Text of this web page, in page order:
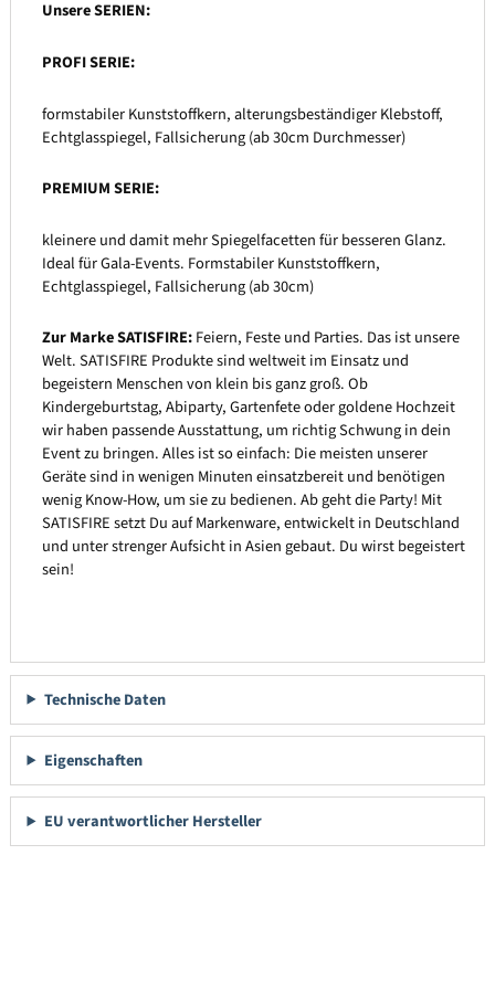
Unsere SERIEN:
PROFI SERIE:
formstabiler Kunststoffkern, alterungsbeständiger Klebstoff,
Echtglasspiegel, Fallsicherung (ab 30cm Durchmesser)
PREMIUM SERIE:
kleinere und damit mehr Spiegelfacetten für besseren Glanz.
Ideal für Gala-Events. Formstabiler Kunststoffkern,
Echtglasspiegel, Fallsicherung (ab 30cm)
Zur Marke SATISFIRE:Feiern, Feste und Parties. Das ist unsere
Welt. SATISFIRE Produkte sind weltweit im Einsatz und
begeistern Menschen von klein bis ganz groß. Ob
Kindergeburtstag, Abiparty, Gartenfete oder goldene Hochzeit
wir haben passende Ausstattung, um richtig Schwung in dein
Event zu bringen. Alles ist so einfach: Die meisten unserer
Geräte sind in wenigen Minuten einsatzbereit und benötigen
wenig Know-How, um sie zu bedienen. Ab geht die Party! Mit
SATISFIRE setzt Du auf Markenware, entwickelt in Deutschland
und unter strenger Aufsicht in Asien gebaut. Du wirst begeistert
sein!
Technische Daten
Eigenschaften
EU verantwortlicher Hersteller